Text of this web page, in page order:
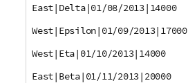
East|Delta|01/08/2013|14000
West|Epsilon|01/09/2013|17000
West|Eta|01/10/2013|14000
East|Beta|01/11/2013|20000